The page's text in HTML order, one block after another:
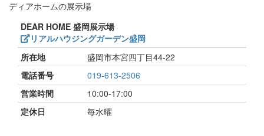
ディアホームの展示場
DEAR HOME 盛岡展示場
リアルハウジングガーデン盛岡
所在地
盛岡市本宮四丁目44-22
電話番号
019-613-2506
営業時間
10:00-17:00
定休日
毎水曜